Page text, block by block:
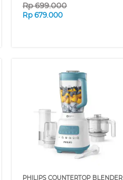
Rp699.000
Rp679.000
PHILIPS COUNTERTOP BLENDER